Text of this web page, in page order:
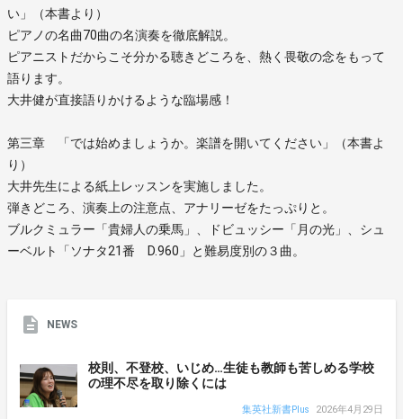
い」（本書より）
ピアノの名曲70曲の名演奏を徹底解説。
ピアニストだからこそ分かる聴きどころを、熱く畏敬の念をもって
語ります。
大井健が直接語りかけるような臨場感！
第三章 「では始めましょうか。楽譜を開いてください」（本書よ
り）
大井先生による紙上レッスンを実施しました。
弾きどころ、演奏上の注意点、アナリーゼをたっぷりと。
ブルクミュラー「貴婦人の乗馬」、ドビュッシー「月の光」、シュ
ーベルト「ソナタ21番 D.960」と難易度別の３曲。
NEWS
校則、不登校、いじめ…生徒も教師も苦しめる学校
の理不尽を取り除くには
集英社新書Plus 2026年4月29日